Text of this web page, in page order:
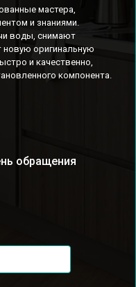
мастера,
и знаниями.
воды, снимают
оригинальную
и качественно,
компонента.
обращения